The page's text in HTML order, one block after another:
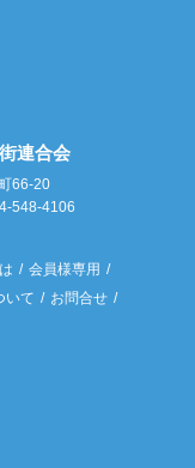
連合会
66-20
548-4106
会員様専用
いて
お問合せ